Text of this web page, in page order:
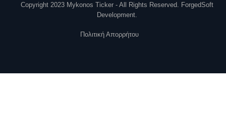
Copyright 2023 Mykonos Ticker - All Rights Reserved. ForgedSoft
Development.
Πολιτική Απορρήτου